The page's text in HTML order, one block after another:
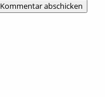
Kommentar abschicken